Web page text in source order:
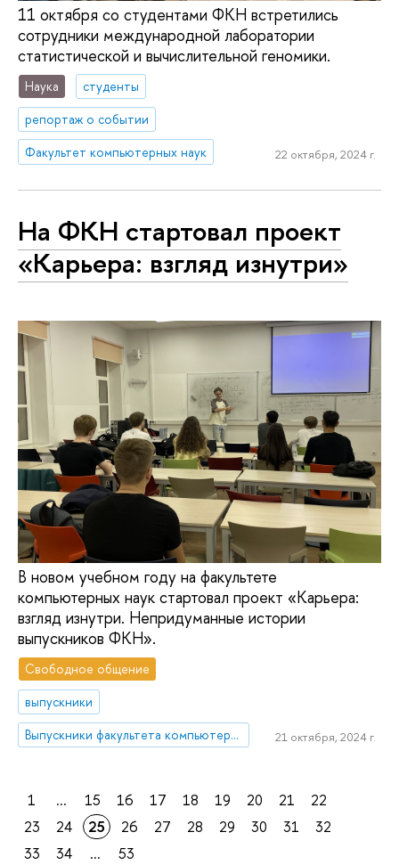
11 октября со студентами ФКН встретились
сотрудники международной лаборатории
статистической и вычислительной геномики.
Наука
студенты
репортаж о событии
Факультет компьютерных наук
22 октября, 2024 г.
На ФКН стартовал проект
«Карьера: взгляд изнутри»
В новом учебном году на факультете
компьютерных наук стартовал проект «Карьера:
взгляд изнутри. Непридуманные истории
выпускников ФКН».
Свободное общение
выпускники
Выпускники факультета компьютерных наук
21 октября, 2024 г.
1 ... 15 16 17 18 19 20 21
22
23
24 25 26 27 28 29 30 31
32
33
34 ... 53